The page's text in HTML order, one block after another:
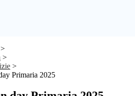
>
>
>
Primaria 2025